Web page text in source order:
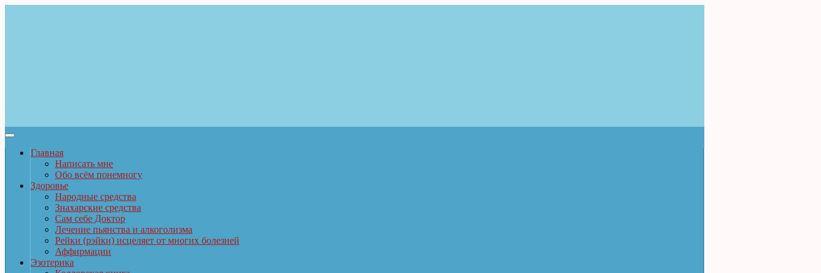
Главная
Написать мне
Обо всём понемногу
Здоровье
Народные средства
Знахарские средства
Сам себе Доктор
Лечение пьянства и алкоголизма
Рейки (рэйки) исцеляет от многих болезней
Аффирмации
Эзотерика